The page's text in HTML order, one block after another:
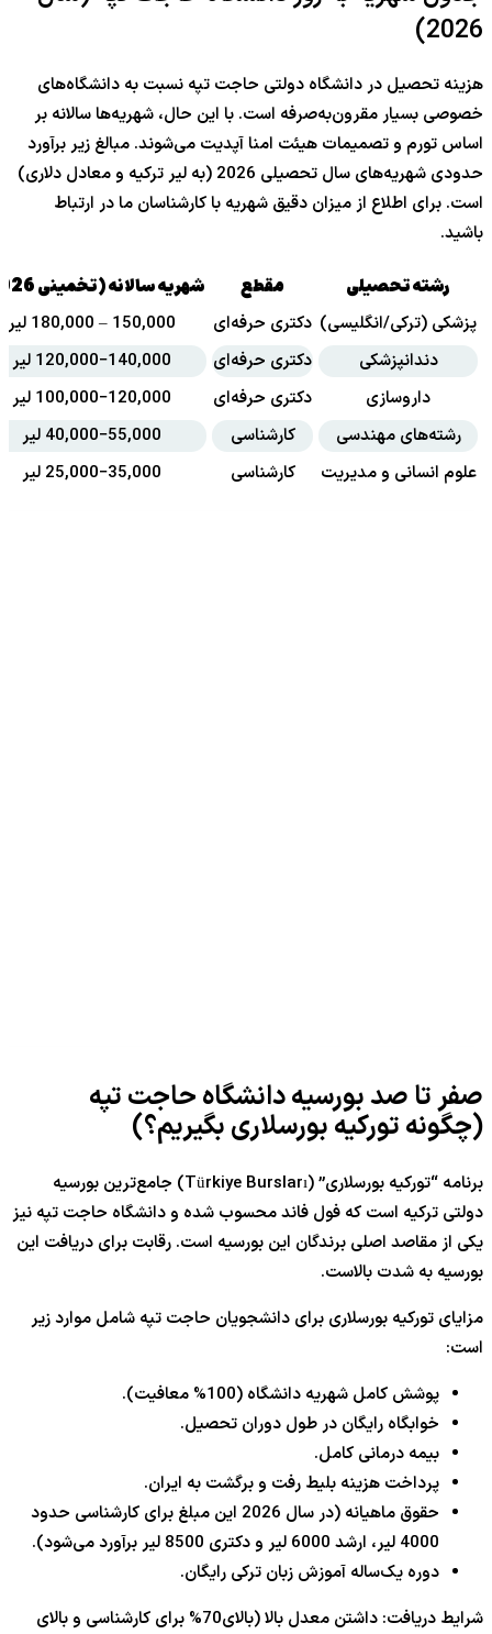
2026
)
هزینه تحصیل در دانشگاه دولتی حاجت تپه نسبت به دانشگاه‌های
خصوصی بسیار مقرون‌به‌صرفه است. با این حال، شهریه‌ها سالانه بر
اساس تورم و تصمیمات هیئت امنا آپدیت می‌شوند. مبالغ زیر برآورد
حدودی شهریه‌های سال تحصیلی 2026 (به لیر ترکیه و معادل دلاری)
است. برای اطلاع از میزان دقیق شهریه با کارشناسان ما در ارتباط
باشید.
رشته تحصیلی مقطع شهریه سالانه (تخمینی
پزشکی (ترکی/انگلیسی) دکتری حرفه‌ای 150,000 – 180,000
لیر
دندانپزشکی
دکتری حرفه‌ای 120,000−140,000
لیر
داروسازی
دکتری حرفه‌ای 100,000−120,000
لیر
رشته‌های مهندسی
کارشناسی 40,000−55,000
لیر
علوم انسانی و مدیریت
کارشناسی 25,000−35,000 لیر
صفر تا صد بورسیه دانشگاه حاجت تپه
(چگونه تورکیه بورسلاری بگیریم؟)
برنامه “تورکیه بورسلاری” (Türkiye Bursları) جامع‌ترین بورسیه
دولتی ترکیه است که فول فاند محسوب شده و دانشگاه حاجت تپه نیز
یکی از مقاصد اصلی برندگان این بورسیه است. رقابت برای دریافت این
بورسیه به شدت بالاست.
مزایای تورکیه بورسلاری برای دانشجویان حاجت تپه شامل موارد زیر
است:
پوشش کامل شهریه دانشگاه (100%
معافیت).
خوابگاه رایگان در طول دوران تحصیل.
بیمه درمانی کامل.
پرداخت هزینه بلیط رفت و برگشت به ایران.
حقوق ماهیانه (در سال 2026 این مبلغ برای کارشناسی حدود
4000 لیر، ارشد 6000 لیر و دکتری 8500 لیر برآورد می‌شود).
دوره یک‌ساله آموزش زبان ترکی رایگان.
شرایط دریافت: داشتن معدل بالا (بالای70%
برای کارشناسی و بالای